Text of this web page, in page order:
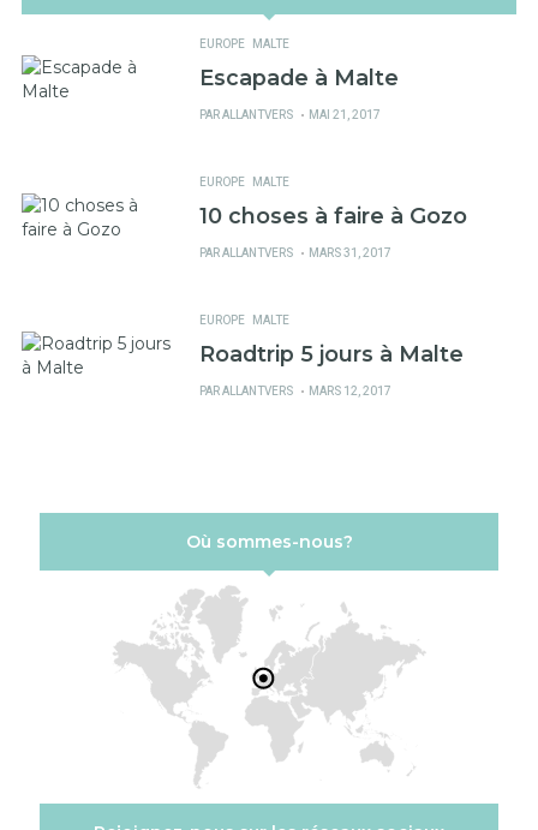
EUROPE MALTE
Escapade à Malte
PARALLANTVERS
PUBLIÉ
MAI 21, 2017
EUROPE MALTE
10 choses à faire à Gozo
PARALLANTVERS
PUBLIÉ
MARS 31, 2017
EUROPE MALTE
Roadtrip 5 jours à Malte
PARALLANTVERS
PUBLIÉ
MARS 12, 2017
Où sommes-nous?